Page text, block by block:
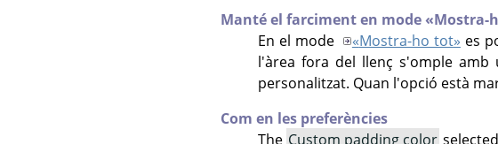
Manté el farciment en mode«Mostra-
En el mode
«Mostra-ho tot» es
l'àrea fora del llenç s'omple
personalitzat. Quan l'opció està
Com en les preferències
The Custom padding color